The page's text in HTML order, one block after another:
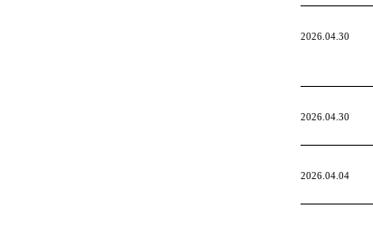
2026.04.30
2026.04.30
2026.04.04